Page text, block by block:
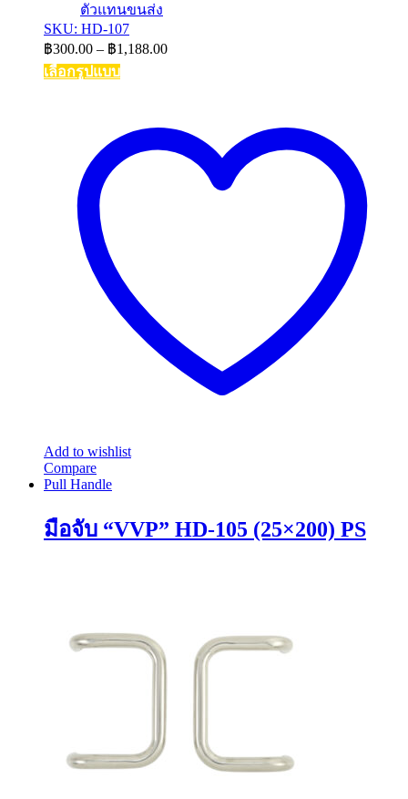
ตัวแทนขนส่ง
SKU: HD-107
฿300.00 – ฿1,188.00Price
เลือกรูปแบบ
options
chosen
Add to wishlist
Compare
Pull Handle
มือจับ “VVP” HD-105 (25×200) PS